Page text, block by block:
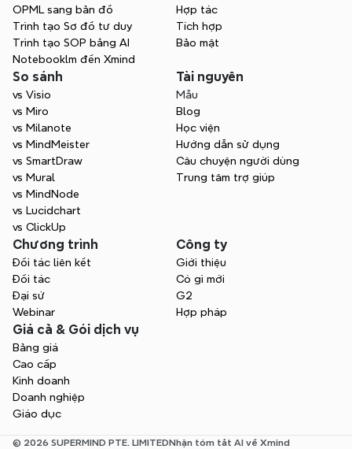
và bỏ qua trang giấy trắng.
OPML sang bản đồ
Trình tạo Sơ đồ tư duy
Trình tạo SOP bằng AI
Notebooklm đến Xmind
Hợp tác
Tích hợp
Bảo mật
So sánh
vs Visio
vs Miro
vs Milanote
vs MindMeister
vs SmartDraw
vs Mural
vs MindNode
vs Lucidchart
vs ClickUp
Tài nguyên
Mẫu
Blog
Học viện
Hướng dẫn sử dụng
Câu chuyện người dùng
Trung tâm trợ giúp
Chương trình
Đối tác liên kết
Đối tác
Đại sứ
Webinar
Công ty
Giới thiệu
Có gì mới
G2
Hợp pháp
Giá cả & Gói dịch vụ
Bảng giá
Cao cấp
Kinh doanh
Doanh nghiệp
Giáo dục
© 2026 SUPERMIND PTE. LIMITEDNhận tóm tắt AI về Xmind